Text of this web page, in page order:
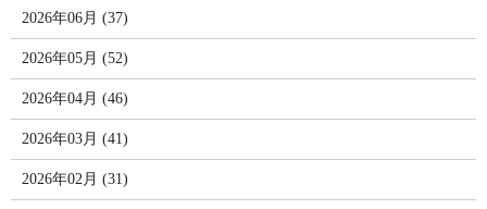
2026年06月 (37)
2026年05月 (52)
2026年04月 (46)
2026年03月 (41)
2026年02月 (31)